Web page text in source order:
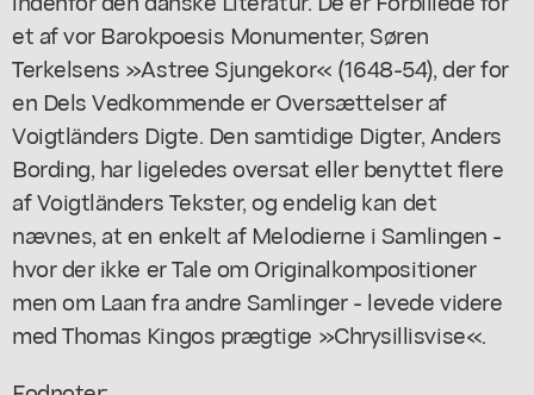
et af vor Barokpoesis Monumenter, Søren
Terkelsens »Astree Sjungekor« (1648-54), der for
en Dels Vedkommende er Oversættelser af
Voigtländers Digte. Den samtidige Digter, Anders
Bording, har ligeledes oversat eller benyttet flere
af Voigtländers Tekster, og endelig kan det
nævnes, at en enkelt af Melodierne i Samlingen -
hvor der ikke er Tale om Originalkompositioner
men om Laan fra andre Samlinger - levede videre
med Thomas Kingos prægtige »Chrysillisvise«.